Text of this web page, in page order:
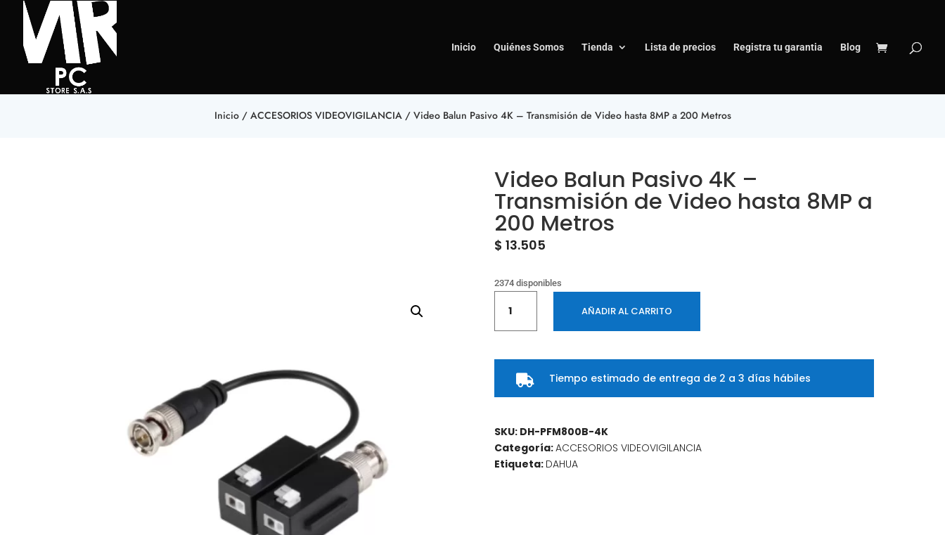
Inicio Quiénes Somos Tienda Lista de precios Registra tu garantia Blog
Inicio/ ACCESORIOS VIDEOVIGILANCIA/ Video Balun Pasivo 4K – Transmisión de Video hasta 8MP a 200 Metros
Video Balun Pasivo 4K –
Transmisión de Video hasta 8MP a
200 Metros
$ 13.505
2374 disponibles
Balun
Pasivo
–
Transmisión
de
hasta
8MP
a
AÑADIR AL CARRITO
 Tiempo estimado de entrega de 2 a 3 días hábiles
SKU: DH-PFM800B-4K
Categoría:ACCESORIOS VIDEOVIGILANCIA
Etiqueta: DAHUA